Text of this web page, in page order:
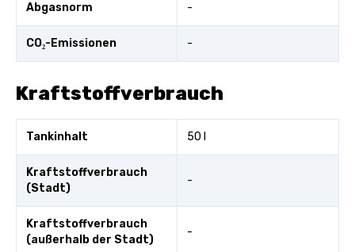
Abgasnorm -
CO₂-Emissionen -
Kraftstoffverbrauch
Tankinhalt 50 l
Kraftstoffverbrauch
(Stadt)
-
Kraftstoffverbrauch
(außerhalb der Stadt)
-